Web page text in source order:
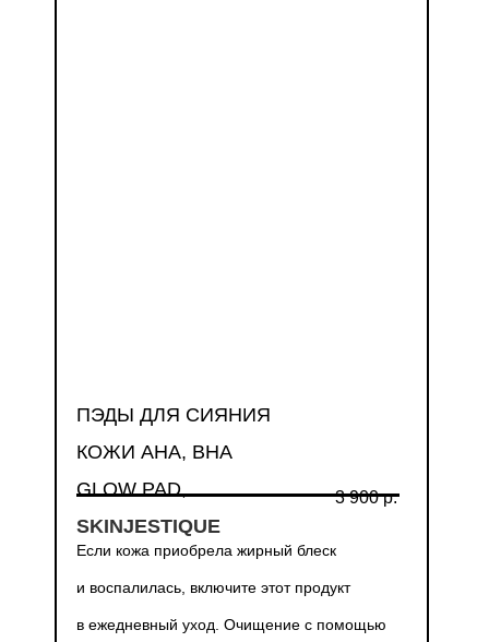
ПЭДЫ ДЛЯ СИЯНИЯ
КОЖИ AHA, BHA
GLOW PAD,
SKINJESTIQUE
3 900 р.
Если кожа приобрела жирный блеск
и воспалилась, включите этот продукт
в ежедневный уход. Очищение с помощью